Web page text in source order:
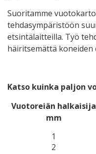
Suoritamme
tehdasympäristöön
etsintälaitteilla. Työ
häiritsemättä koneiden
Katso kuinka paljon
Vuotoreiän halkaisija
mm
1
2